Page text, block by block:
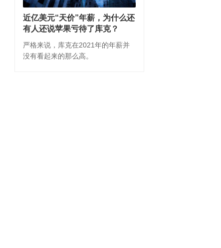
近亿美元“天价”年薪，为什么还
有人还说苹果亏待了库克？
严格来说，库克在2021年的年薪并
没有看起来的那么高。